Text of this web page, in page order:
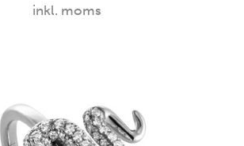
inkl. moms